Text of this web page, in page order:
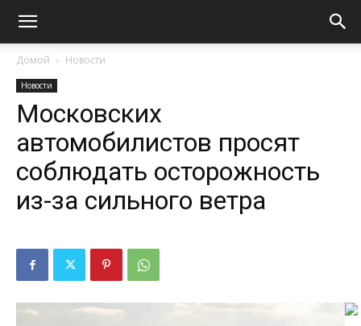
Домой Новости
Новости
Московских
автомобилистов просят
соблюдать осторожность
из-за сильного ветра